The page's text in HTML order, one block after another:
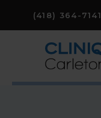
(418) 364-7141